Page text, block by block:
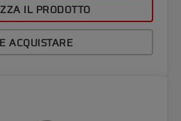
IL PRODOTTO
ACQUISTARE